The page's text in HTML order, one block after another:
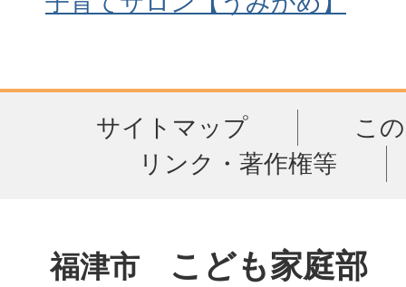
サイトマップ
こ
リンク・著作権等
福津市 こども家庭部